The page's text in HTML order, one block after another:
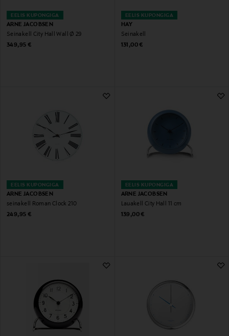
EELIS KUPONGIGA
ARNE JACOBSEN
Seinakell City Hall Wall Ø 29
Original Price
349,95 €
EELIS KUPONGIGA
HAY
Seinakell
Original Price
131,00 €
EELIS KUPONGIGA
ARNE JACOBSEN
seinakell Roman Clock 210
Original Price
249,95 €
EELIS KUPONGIGA
ARNE JACOBSEN
Lauakell City Hall 11 cm
Original Price
139,00 €